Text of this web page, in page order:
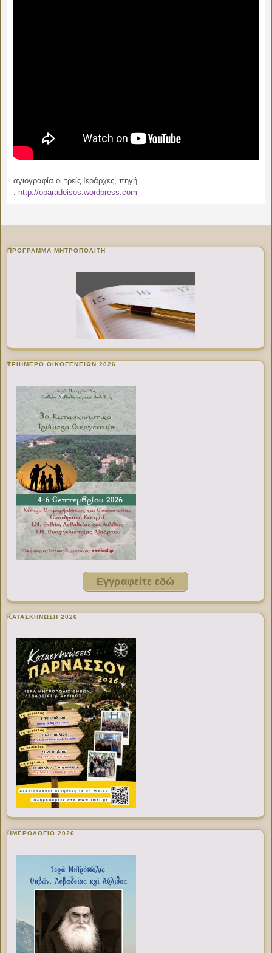
αγιογραφία οι τρείς Ιεράρχες, πηγή
: http://oparadeisos.wordpress.com
ΠΡΌΓΡΑΜΜΑ ΜΗΤΡΟΠΟΛΊΤΗ
ΤΡΙΗΜΕΡΟ ΟΙΚΟΓΕΝΕΙΩΝ 2026
Εγγραφείτε εδώ
ΚΑΤΑΣΚΗΝΩΣΗ 2026
ΗΜΕΡΟΛΟΓΙΟ 2026